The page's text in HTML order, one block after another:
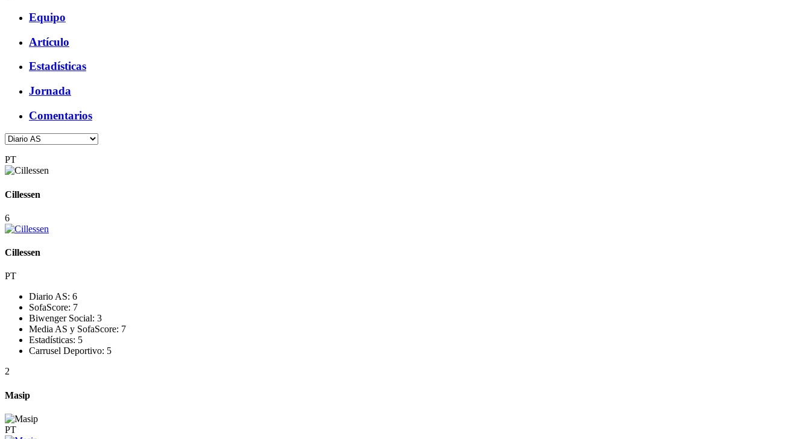
Equipo
Artículo
Estadísticas
Jornada
Comentarios
PT
Cillessen
6
Cillessen
PT
Diario AS: 6
SofaScore: 7
Biwenger Social: 3
Media AS y SofaScore: 7
Estadísticas: 5
Carrusel Deportivo: 5
2
Masip
PT